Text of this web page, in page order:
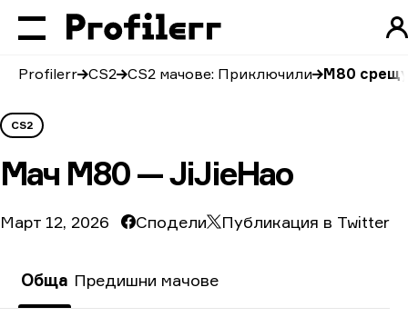
Profilerr CS2 CS2 мачове: Приключили M80
CS2
Мач M80 — JiJieHao
Март 12, 2026 Сподели Публикация в Twitter
Обща Предишни мачове